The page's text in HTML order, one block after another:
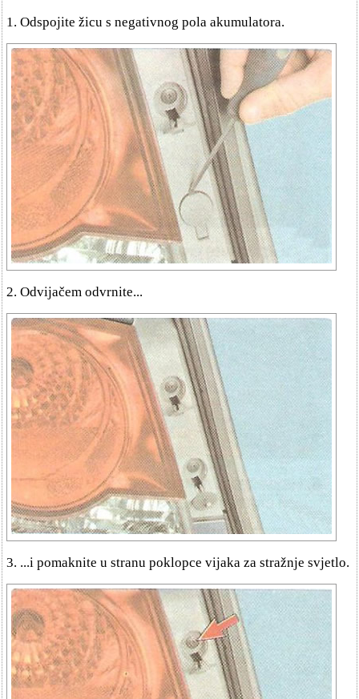
1. Odspojite žicu s negativnog pola akumulatora.
2. Odvijačem odvrnite...
3. ...i pomaknite u stranu poklopce vijaka za stražnje svjetlo.